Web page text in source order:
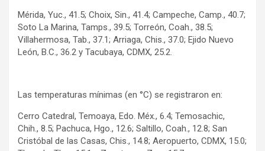
Mérida, Yuc., 41.5; Choix, Sin., 41.4; Campeche, Camp., 40.7;
Soto La Marina, Tamps., 39.5; Torreón, Coah., 38.5;
Villahermosa, Tab., 37.1; Arriaga, Chis., 37.0; Ejido Nuevo
León, B.C., 36.2 y Tacubaya, CDMX, 25.2.
Las temperaturas mínimas (en °C) se registraron en:
Cerro Catedral, Temoaya, Edo. Méx., 6.4; Temosachic,
Chih., 8.5; Pachuca, Hgo., 12.6; Saltillo, Coah., 12.8; San
Cristóbal de las Casas, Chis., 14.8; Aeropuerto, CDMX, 15.0;